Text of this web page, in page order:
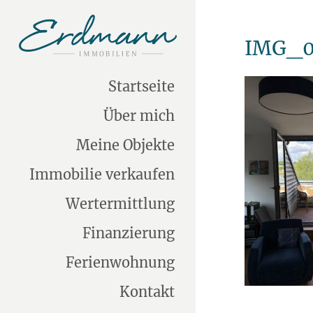
Startseite
Über mich
Meine Objekte
Immobilie verkaufen
Wertermittlung
Finanzierung
Ferienwohnung
Kontakt